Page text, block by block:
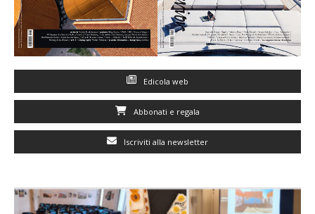
Edicola web
Abbonati e regala
Iscriviti alla newsletter